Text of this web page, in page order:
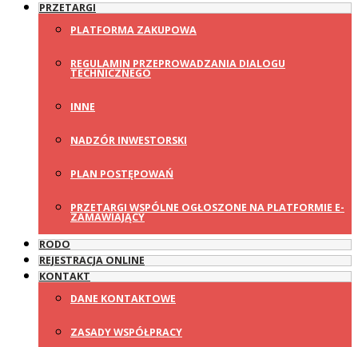
PRZETARGI
PLATFORMA ZAKUPOWA
REGULAMIN PRZEPROWADZANIA DIALOGU
TECHNICZNEGO
INNE
NADZÓR INWESTORSKI
PLAN POSTĘPOWAŃ
PRZETARGI WSPÓLNE OGŁOSZONE NA PLATFORMIE E-
ZAMAWIAJĄCY
RODO
REJESTRACJA ONLINE
KONTAKT
DANE KONTAKTOWE
ZASADY WSPÓŁPRACY